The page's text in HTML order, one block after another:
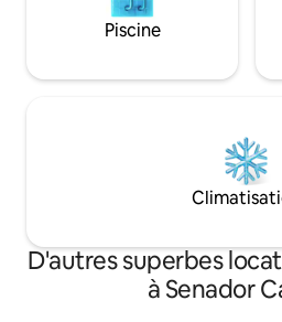
Piscine
D'autres superbes
à Senador